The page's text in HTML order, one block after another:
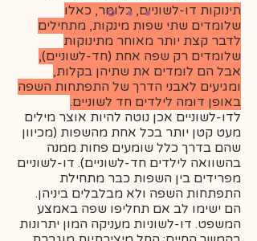
תינוקות דו-לשוניים, כלומר, כאלו
שלומדים שתי שפות מינקות, מתחילים
לדבר קצת יותר מאוחר מתינוקות
שלומדים רק שפה אחת (חד-לשוניים),
אבל הם לומדים את שתיהן בקלות,
ומגיעים לאבני הדרך של התפתחות השפה
באופן דומה לילדים חד לשוניים.
לדו-לשוניים אכן נוטה להיות אוצר מילים
מעט קטן יותר בכל אחת מהשפות (מכיוון
שהם בדרך כלל שומעים פחות ממנה
בהשוואה לילדים חד-לשוניים). דו-לשוניים
מפרידים בין השפות כבר מתחילת
התפתחות השפה ולא מבלבלים ביניהן.
הם ישימו לב אם תחליפו שפה באמצע
המשפט. דו-לשוניות מעניקה המון יתרונות